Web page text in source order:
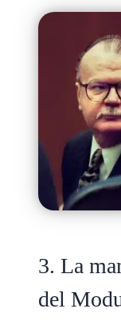
3. La
del